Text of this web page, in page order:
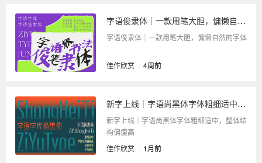
字语俊隶体｜一款用笔大胆，慵懒自然的字体
字语俊隶体｜一款用笔大胆，慵懒自然的字体
佳作欣赏 4周前
新字上线｜字语尚黑体字体粗细适中，整体结构偏瘦高
新字上线｜字语尚黑体字体粗细适中，整体结
构偏瘦高
佳作欣赏
1月前